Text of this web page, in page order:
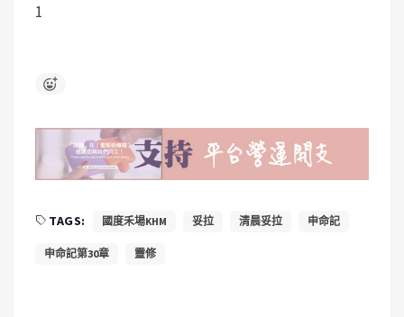
1
TAGS: 國度禾場KHM 妥拉 清晨妥拉 申命記
申命記第30章 靈修